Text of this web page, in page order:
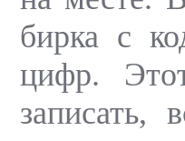
бирка с
цифр.
записать,